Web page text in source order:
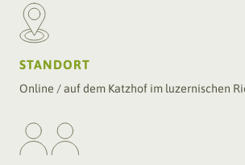
STANDORT
Online / auf dem Katzhof im luzernischen